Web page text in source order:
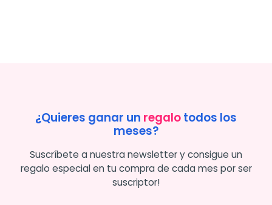
¿Quieres ganar un regalotodos los
meses?
Suscríbete a nuestra newsletter y consigue un
regalo especial en tu compra de cada mes por ser
suscriptor!